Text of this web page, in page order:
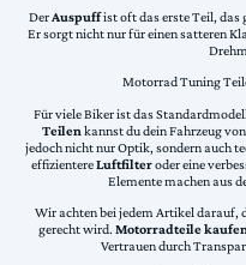
DerAuspuffist oft das erste Teil, das
Er sorgt nicht nur für einen satteren
Motorrad Tuning
Für viele Biker ist das
Teilen kannst du dein Fahrzeug
jedoch nicht nur Optik, sondern auch
effizientereLuftfilteroder eine
Elemente machen aus
Wir achten bei jedem Artikel darauf,
gerecht wird. Motorradteile kaufen
Vertrauen durch